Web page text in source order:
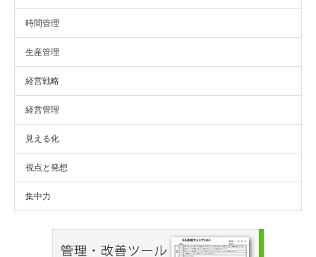
時間管理
生産管理
経営戦略
経営管理
見える化
視点と発想
集中力